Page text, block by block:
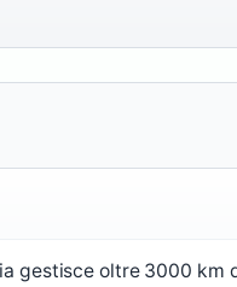
gestisce oltre 3000 km